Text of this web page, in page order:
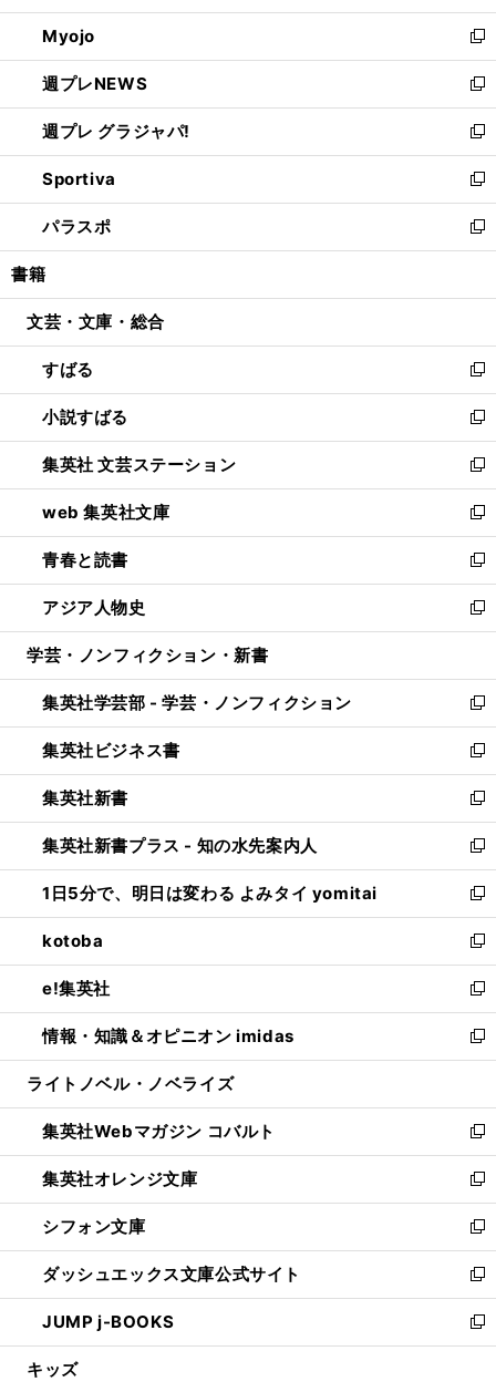
開
く
ウ
で
開
く
ン
ド
ウ
で
開
く
ウ
ィ
ン
ド
ウ
で
開
く
Myojo
新
し
い
ウ
ィ
ン
ド
ウ
で
開
週プレNEWS
新
し
い
ウ
ィ
ン
ド
ウ
開
週プレ グラジャパ!
新
し
い
ウ
ィ
ン
ウ
開
く
Sportiva
新
し
い
ウ
ン
ウ
で
開
く
パラスポ
新
し
ウ
ン
ド
ウ
で
開
く
書籍
文芸・文庫・総合
すばる
新
し
い
ウ
ィ
ン
ド
ウ
で
開
く
小説すばる
新
し
い
ウ
ィ
ン
ド
ウ
で
開
集英社 文芸ステーション
新
し
い
ウ
ィ
ン
ド
ウ
開
く
web 集英社文庫
新
し
い
ウ
ィ
ン
ウ
で
開
く
青春と読書
新
し
い
ウ
ン
ド
ウ
で
開
く
アジア人物史
新
し
ウ
ィ
ン
ド
ウ
で
開
く
学芸・ノンフィクション・新書
集英社学芸部 - 学芸・ノンフィクション
新
し
い
ウ
ィ
ン
ド
ウ
で
開
く
集英社ビジネス書
新
し
い
ウ
ィ
ン
ド
ウ
で
開
く
集英社新書
新
し
い
ウ
ィ
ン
ド
ウ
で
開
く
集英社新書プラス - 知の水先案内人
新
し
い
ウ
ィ
ン
ド
ウ
で
開
1日5分で、明日は変わる よみタイ yomitai
新
し
い
ウ
ィ
ン
ド
ウ
開
く
kotoba
新
し
い
ウ
ィ
ン
ウ
で
開
く
e!集英社
新
し
い
ウ
ン
ド
ウ
で
開
く
情報・知識＆オピニオン imidas
新
し
ウ
ィ
ン
ド
ウ
で
開
く
ライトノベル・ノベライズ
集英社Webマガジン コバルト
新
し
い
ウ
ィ
ン
ド
ウ
で
開
集英社オレンジ文庫
新
し
い
ウ
ィ
ン
ド
ウ
シフォン文庫
新
し
い
ウ
ィ
ン
ダッシュエックス文庫公式サイト
新
し
い
ウ
JUMP j-BOOKS
新
し
キッズ